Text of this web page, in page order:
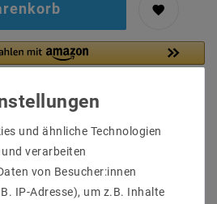
und ähnliche Technologien
verarbeiten
von Besucher:innen
IP-Adresse), um z.B. Inhalte